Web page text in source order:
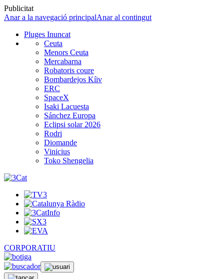
Publicitat
Anar a la navegació principalAnar al contingut
Pluges Inuncat
Ceuta
Menors Ceuta
Mercabarna
Robatoris coure
Bombardejos Kíiv
ERC
SpaceX
Isaki Lacuesta
Sánchez Europa
Eclipsi solar 2026
Rodri
Diomande
Vinicius
Toko Shengelia
CORPORATIU